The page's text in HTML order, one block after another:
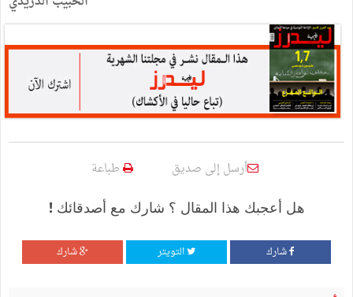
أرسل إلى صديق طباعة
هل أعجبك هذا المقال ؟ شارك مع أصدقائك !
شارك التويتر شارك